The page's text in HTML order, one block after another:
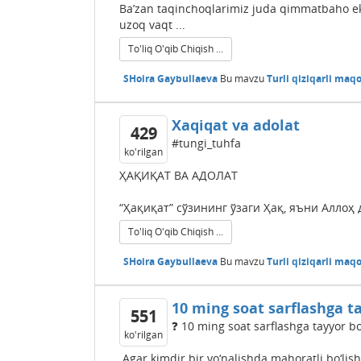
Ba’zan taqinchoqlarimiz juda qimmatbaho
uzoq vaqt ...
To'liq O'qib Chiqish ...
SHoira Gaybullaeva Bu mavzuTurli qiziqarli
429
ko'rilgan
Xaqiqat va adolat
#tungi_tuhfa
ҲАҚИҚАТ ВА АДОЛАТ
“Ҳақиқат” сўзининг ўзаги Ҳақ, яъни Аллоҳ
To'liq O'qib Chiqish ...
SHoira Gaybullaeva Bu mavzuTurli qiziqarli
551
ko'rilgan
10 ming soat sarflashga
❓ 10 ming soat sarflashga tayyor